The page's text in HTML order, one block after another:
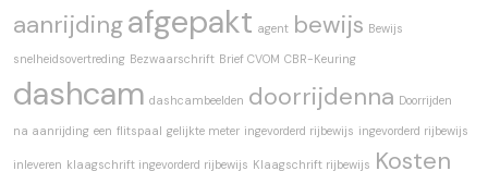
aanrijdingafgepakt agent bewijs Bewijs
snelheidsovertreding Bezwaarschrift Brief CVOM CBR-Keuring
dashcam dashcambeelden doorrijdenna Doorrijden
na aanrijding een flitspaal gelijkte meter ingevorderd rijbewijs ingevorderd rijbewijs
inleveren klaagschrift ingevorderd rijbewijs Klaagschrift rijbewijs Kosten